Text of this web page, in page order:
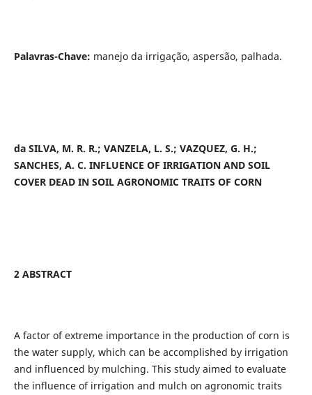
Palavras-Chave: manejo da irrigação, aspersão, palhada.
da SILVA, M. R. R.; VANZELA, L. S.; VAZQUEZ, G. H.;
SANCHES, A. C. INFLUENCE OF IRRIGATION AND SOIL
COVER DEAD IN SOIL AGRONOMIC TRAITS OF CORN
2 ABSTRACT
A factor of extreme importance in the production of corn is
the water supply, which can be accomplished by irrigation
and influenced by mulching. This study aimed to evaluate
the influence of irrigation and mulch on agronomic traits